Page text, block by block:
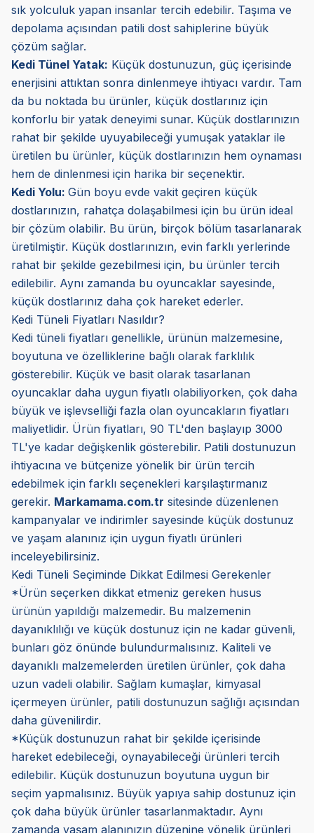
sık yolculuk yapan insanlar tercih edebilir. Taşıma ve
depolama açısından patili dost sahiplerine büyük
çözüm sağlar.
Kedi Tünel Yatak: Küçük dostunuzun, güç içerisinde
enerjisini attıktan sonra dinlenmeye ihtiyacı vardır. Tam
da bu noktada bu ürünler, küçük dostlarınız için
konforlu bir yatak deneyimi sunar. Küçük dostlarınızın
rahat bir şekilde uyuyabileceği yumuşak yataklar ile
üretilen bu ürünler, küçük dostlarınızın hem oynaması
hem de dinlenmesi için harika bir seçenektir.
Kedi Yolu: Gün boyu evde vakit geçiren küçük
dostlarınızın, rahatça dolaşabilmesi için bu ürün ideal
bir çözüm olabilir. Bu ürün, birçok bölüm tasarlanarak
üretilmiştir. Küçük dostlarınızın, evin farklı yerlerinde
rahat bir şekilde gezebilmesi için, bu ürünler tercih
edilebilir. Aynı zamanda bu oyuncaklar sayesinde,
küçük dostlarınız daha çok hareket ederler.
Kedi Tüneli Fiyatları Nasıldır?
Kedi tüneli fiyatları genellikle, ürünün malzemesine,
boyutuna ve özelliklerine bağlı olarak farklılık
gösterebilir. Küçük ve basit olarak tasarlanan
oyuncaklar daha uygun fiyatlı olabiliyorken, çok daha
büyük ve işlevselliği fazla olan oyuncakların fiyatları
maliyetlidir. Ürün fiyatları, 90 TL'den başlayıp 3000
TL'ye kadar değişkenlik gösterebilir. Patili dostunuzun
ihtiyacına ve bütçenize yönelik bir ürün tercih
edebilmek için farklı seçenekleri karşılaştırmanız
gerekir. Markamama.com.tr sitesinde düzenlenen
kampanyalar ve indirimler sayesinde küçük dostunuz
ve yaşam alanınız için uygun fiyatlı ürünleri
inceleyebilirsiniz.
Kedi Tüneli Seçiminde Dikkat Edilmesi Gerekenler
*Ürün seçerken dikkat etmeniz gereken husus
ürünün yapıldığı malzemedir. Bu malzemenin
dayanıklılığı ve küçük dostunuz için ne kadar güvenli,
bunları göz önünde bulundurmalısınız. Kaliteli ve
dayanıklı malzemelerden üretilen ürünler, çok daha
uzun vadeli olabilir. Sağlam kumaşlar, kimyasal
içermeyen ürünler, patili dostunuzun sağlığı açısından
daha güvenilirdir.
*Küçük dostunuzun rahat bir şekilde içerisinde
hareket edebileceği, oynayabileceği ürünleri tercih
edilebilir. Küçük dostunuzun boyutuna uygun bir
seçim yapmalısınız. Büyük yapıya sahip dostunuz için
çok daha büyük ürünler tasarlanmaktadır. Aynı
zamanda yaşam alanınızın düzenine yönelik ürünleri